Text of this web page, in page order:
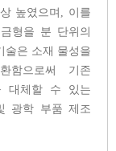
높였으며, 이를
형을 분 단위의
술은 소재 물성을
함으로써 기존
대체할 수 있는
광학 부품 제조